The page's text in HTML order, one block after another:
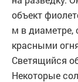
объект
м в диаметре,
красными
Светящийся
Некоторые